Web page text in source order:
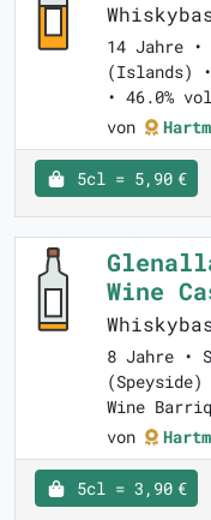
14 Jahre
(Islands)
• 46.0% vol
von
5cl = 5,90 €
Wine
8 Jahre •
Wine
von
5cl = 3,90 €